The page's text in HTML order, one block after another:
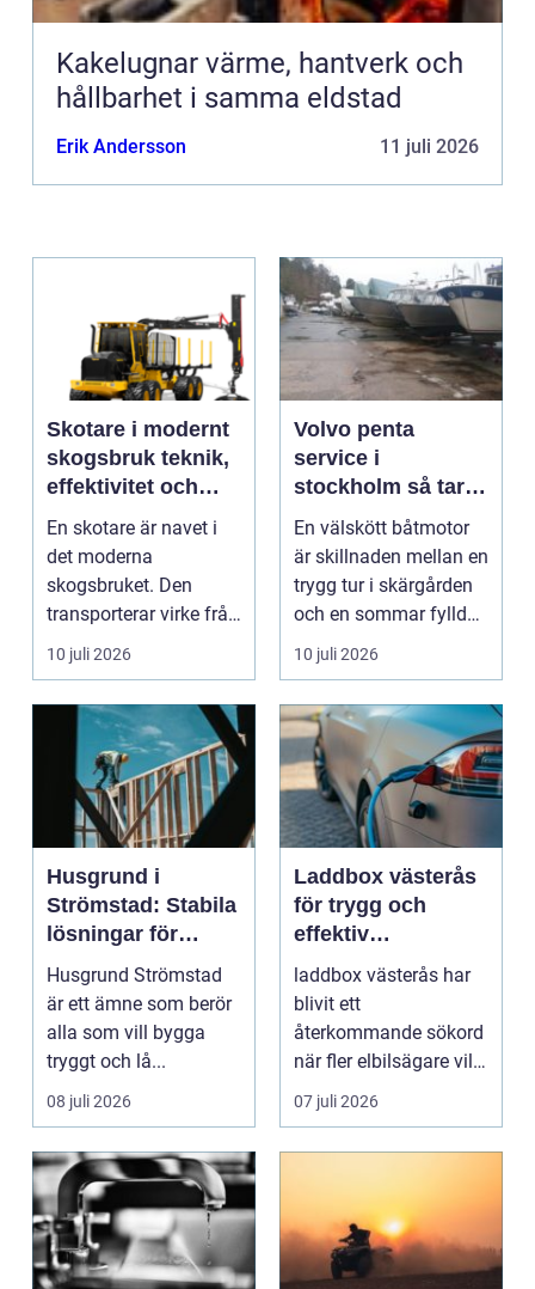
Kakelugnar värme, hantverk och
hållbarhet i samma eldstad
Erik Andersson 11 juli 2026
Skotare i modernt
skogsbruk teknik,
effektivitet och
hållbarhet
En skotare är navet i
det moderna
skogsbruket. Den
transporterar virke från
avverkningsplatsen till
10 juli 2026
Volvo penta
service i
stockholm så tar
du hand om din
båtmotor på rätt
sätt
En välskött båtmotor
är skillnaden mellan en
trygg tur i skärgården
och en sommar fylld
av ofrivilli...
10 juli 2026
Husgrund i
Strömstad: Stabila
lösningar för
boende vid kusten
Husgrund Strömstad
är ett ämne som berör
alla som vill bygga
tryggt och lå...
08 juli 2026
Laddbox västerås
för trygg och
effektiv
hemmaladdning
laddbox västerås har
blivit ett
återkommande sökord
när fler elbilsägare vill
ladda hemma på ett
säk...
07 juli 2026